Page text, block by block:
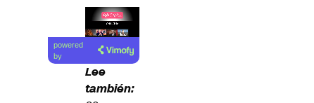
Lea el
artículo
powered
by
Lee
también: